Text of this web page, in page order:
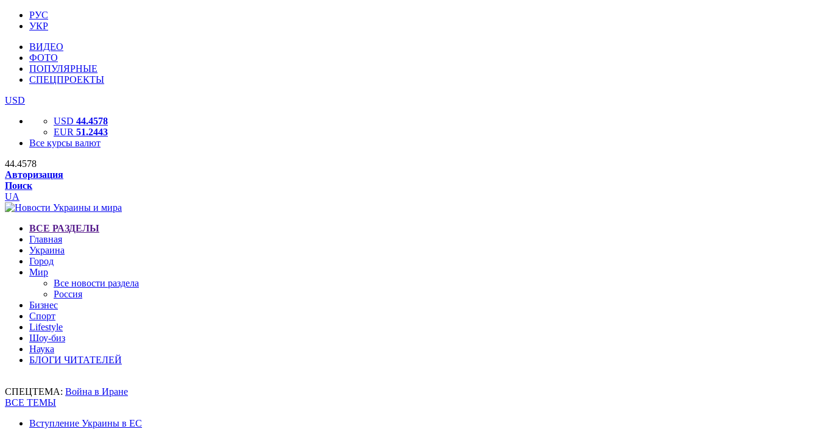
РУС
УКР
ВИДЕО
ФОТО
ПОПУЛЯРНЫЕ
СПЕЦПРОЕКТЫ
USD
USD 44.4578
EUR 51.2443
Все курсы валют
44.4578
Авторизация
Поиск
UA
ВСЕ РАЗДЕЛЫ
Главная
Украина
Город
Мир
Все новости раздела
Россия
Бизнес
Спорт
Lifestyle
Шоу-биз
Наука
БЛОГИ ЧИТАТЕЛЕЙ
СПЕЦТЕМА: Война в Иране
ВСЕ ТЕМЫ
Вступление Украины в ЕС